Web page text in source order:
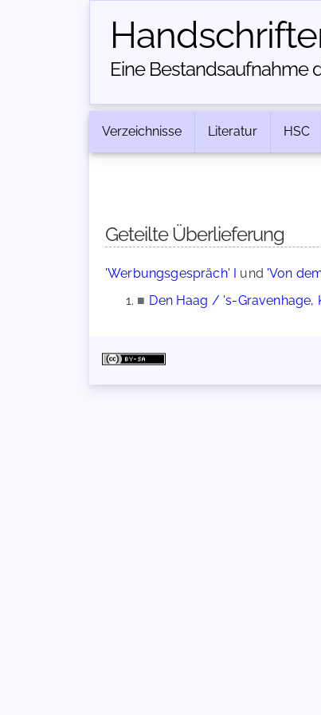
Eine Bestandsaufnahme
Verzeichnisse Literatur HSC
Geteilte Überlieferung
'Werbungsgespräch' I und 'Von
■ Den Haag / 's-Gravenhage,